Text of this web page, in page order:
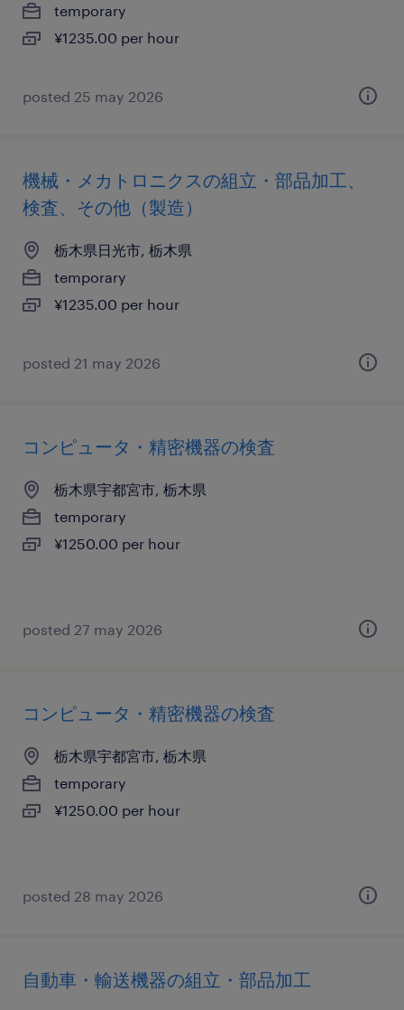
temporary
¥1235.00 per hour
posted 25 may 2026
機械・メカトロニクスの組立・部品加工、
検査、その他（製造）
栃木県日光市, 栃木県
temporary
¥1235.00 per hour
posted 21 may 2026
コンピュータ・精密機器の検査
栃木県宇都宮市, 栃木県
temporary
¥1250.00 per hour
posted 27 may 2026
コンピュータ・精密機器の検査
栃木県宇都宮市, 栃木県
temporary
¥1250.00 per hour
posted 28 may 2026
自動車・輸送機器の組立・部品加工